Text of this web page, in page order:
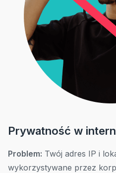
Prywatność w
Problem: Twój adres IP i
wykorzystywane przez